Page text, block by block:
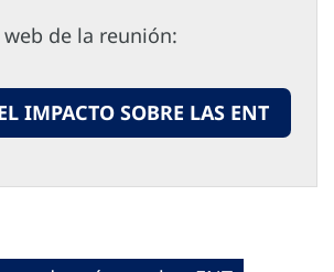
de la reunión:
IMPACTO SOBRE LAS ENT